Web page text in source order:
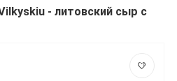
- литовский сыр с